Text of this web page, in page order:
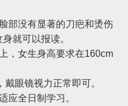
没有显著的刀疤和烫伤
就可以报读。
女生身高要求在160cm
眼镜视力正常即可。
全日制学习。